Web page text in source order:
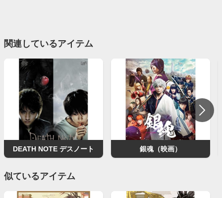
関連しているアイテム
DEATH NOTE デスノート 銀魂（映画）
似ているアイテム